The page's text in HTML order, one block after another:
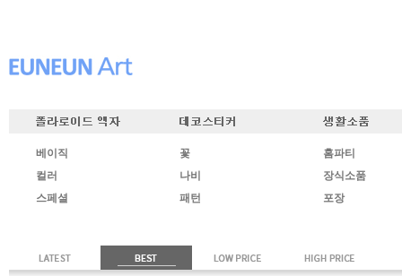
베이직
컬러
스페셜
꽃
나비
패턴
홈파티
장식소품
포장